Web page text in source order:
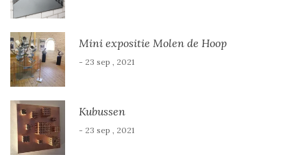
Mini expositie Molen de Hoop
- 23 sep , 2021
Kubussen
- 23 sep , 2021